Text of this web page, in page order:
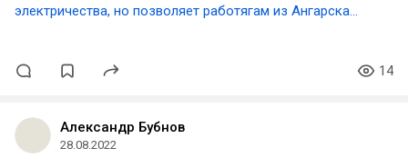
электричества, но позволяет работягам из Ангарска
14
Александр Бубнов
28.08.2022